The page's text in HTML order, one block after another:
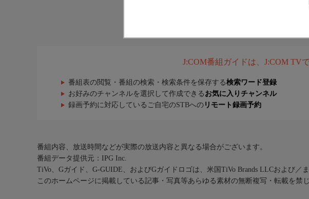
J:COM番組ガイドは、J:COM TV
番組表の閲覧・番組の検索・検索条件を保存する検索ワード登録
お好みのチャンネルを選択して作成できる お気に入りチャンネル
録画予約に対応しているご自宅のSTBへの リモート録画予約
番組内容、放送時間などが実際の放送内容と異なる場合がございます。
番組データ提供元：IPG Inc.
TiVo、Gガイド、G-GUIDE、およびGガイドロゴは、米国TiVo Brands LLCおよび／
このホームページに掲載している記事・写真等あらゆる素材の無断複写・転載を禁じ